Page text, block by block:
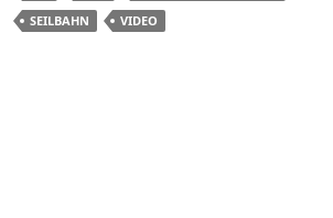
SEILBAHN
VIDEO